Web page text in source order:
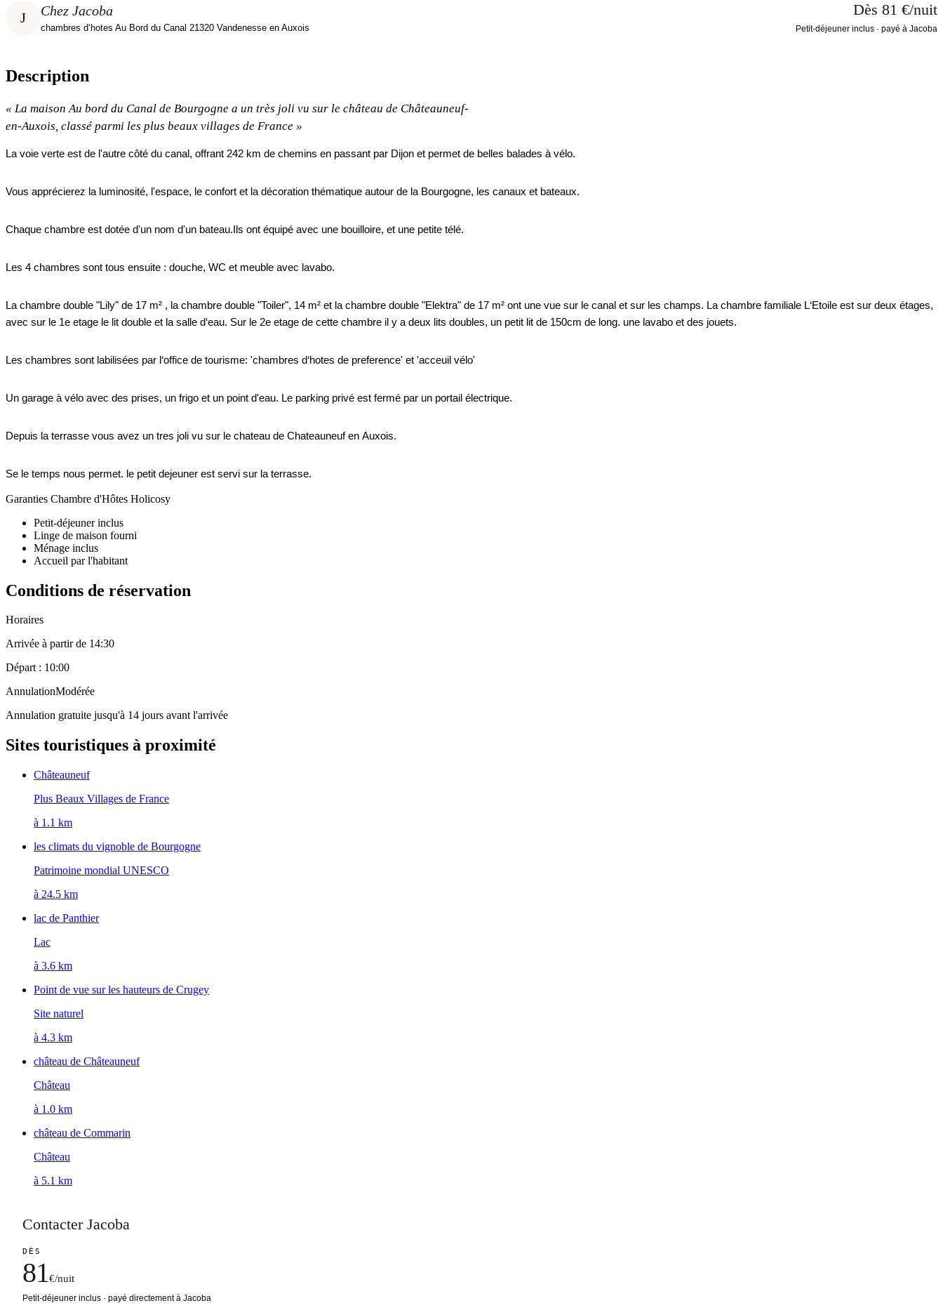
J Chez Jacoba
chambres d‘hotes Au Bord du Canal 21320 Vandenesse en Auxois
Dès 81 €/nuit
Petit-déjeuner inclus · payé à Jacoba
Description
« La maison Au bord du Canal de Bourgogne a un très joli vu sur le château de Châteauneuf-
en-Auxois, classé parmi les plus beaux villages de France »
La voie verte est de l'autre côté du canal, offrant 242 km de chemins en passant par Dijon et permet de belles balades à vélo.
Vous apprécierez la luminosité, l'espace, le confort et la décoration thématique autour de la Bourgogne, les canaux et bateaux.
Chaque chambre est dotée d'un nom d'un bateau.Ils ont équipé avec une bouilloire, et une petite télé.
Les 4 chambres sont tous ensuite : douche, WC et meuble avec lavabo.
La chambre double "Lily" de 17 m² , la chambre double "Toiler", 14 m² et la chambre double "Elektra" de 17 m² ont une vue sur le canal et sur les champs. La chambre familiale L‘Etoile est sur deux étages,
avec sur le 1e etage le lit double et la salle d‘eau. Sur le 2e etage de cette chambre il y a deux lits doubles, un petit lit de 150cm de long. une lavabo et des jouets.
Les chambres sont labilisées par l‘office de tourisme: 'chambres d‘hotes de preference' et 'acceuil vélo'
Un garage à vélo avec des prises, un frigo et un point d'eau. Le parking privé est fermé par un portail électrique.
Depuis la terrasse vous avez un tres joli vu sur le chateau de Chateauneuf en Auxois.
Se le temps nous permet. le petit dejeuner est servi sur la terrasse.
Garanties Chambre d'Hôtes Holicosy
Petit-déjeuner inclus
Linge de maison fourni
Ménage inclus
Accueil par l'habitant
Conditions de réservation
Horaires
Arrivée à partir de 14:30
Départ : 10:00
AnnulationModérée
Annulation gratuite jusqu'à 14 jours avant l'arrivée
Sites touristiques à proximité
Châteauneuf
Plus Beaux Villages de France
à 1.1 km
les climats du vignoble de Bourgogne
Patrimoine mondial UNESCO
à 24.5 km
lac de Panthier
Lac
à 3.6 km
Point de vue sur les hauteurs de Crugey
Site naturel
à 4.3 km
château de Châteauneuf
Château
à 1.0 km
château de Commarin
Château
à 5.1 km
Contacter Jacoba
DÈS
81€/nuit
Petit-déjeuner inclus · payé directement à Jacoba